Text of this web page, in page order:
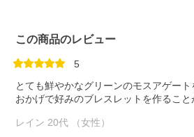
この商品のレビュー
5
とても鮮やかなグリーンのモスアゲート
おかげで好みのブレスレットを作ること
レイン 20代 （女性）